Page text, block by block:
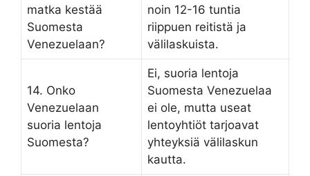
matka kestää
Suomesta
Venezuelaan?
noin 12-16 tuntia
riippuen reitistä ja
välilaskuista.
14. Onko
Venezuelaan
suoria lentoja
Suomesta?
Ei, suoria lentoja
Suomesta Venezuelaa
ei ole, mutta useat
lentoyhtiöt tarjoavat
yhteyksiä välilaskun
kautta.